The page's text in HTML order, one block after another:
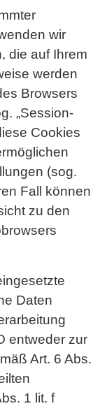
wir
die auf Ihrem
werden
Browsers
„Session-
Cookies
(sog.
Fall können
zu den
Daten
entweder zur
Art. 6 Abs.
1 lit. f